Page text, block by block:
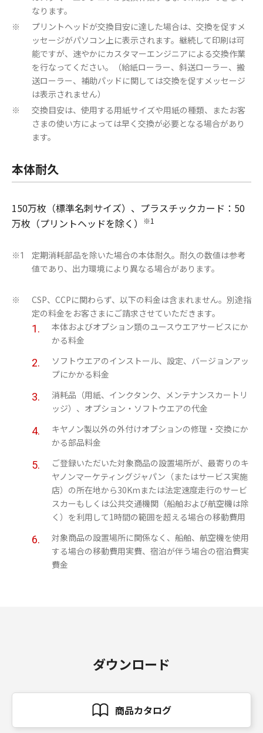
なります。
※
プリントヘッドが交換目安に達した場合は、交換を促すメ
ッセージがパソコン上に表示されます。継続して印刷は可
能ですが、速やかにカスタマーエンジニアによる交換作業
を行なってください。（給紙ローラー、斜送ローラー、搬
送ローラー、補助パッドに関しては交換を促すメッセージ
は表示されません）
※
交換目安は、使用する用紙サイズや用紙の種類、またお客
さまの使い方によっては早く交換が必要となる場合があり
ます。
本体耐久
150万枚（標準名刺サイズ）、プラスチックカード：50
万枚（プリントヘッドを除く）
※1
※1
定期消耗部品を除いた場合の本体耐久。耐久の数値は参考
値であり、出力環境により異なる場合があります。
※
CSP、CCPに関わらず、以下の料金は含まれません。別途指
定の料金をお客さまにご請求させていただきます。
本体およびオプション類のユースウエアサービスにか
かる料金
ソフトウエアのインストール、設定、バージョンアッ
プにかかる料金
消耗品（用紙、インクタンク、メンテナンスカートリ
ッジ）、オプション・ソフトウエアの代金
キヤノン製以外の外付けオプションの修理・交換にか
かる部品料金
ご登録いただいた対象商品の設置場所が、最寄りのキ
ヤノンマーケティングジャパン（またはサービス実施
店）の所在地から30Kmまたは法定速度走行のサービ
スカーもしくは公共交通機関（船舶および航空機は除
く）を利用して1時間の範囲を超える場合の移動費用
対象商品の設置場所に関係なく、船舶、航空機を使用
する場合の移動費用実費、宿泊が伴う場合の宿泊費実
費金
ダウンロード
商品カタログ